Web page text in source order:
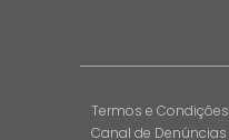
Termos e Condições
Canal de Denúncias